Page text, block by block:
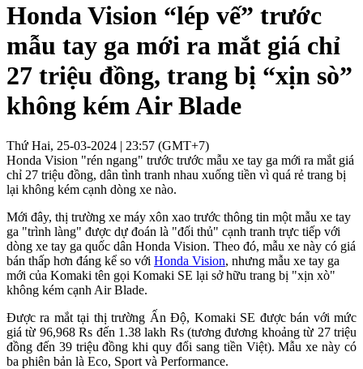
Honda Vision “lép vế” trước
mẫu tay ga mới ra mắt giá chỉ
27 triệu đồng, trang bị “xịn sò”
không kém Air Blade
Thứ Hai, 25-03-2024 | 23:57 (GMT+7)
Honda Vision "rén ngang" trước trước mẫu xe tay ga mới ra mắt giá
chỉ 27 triệu đồng, dân tình tranh nhau xuống tiền vì quá rẻ trang bị
lại không kém cạnh dòng xe nào.
Mới đây, thị trường xe máy xôn xao trước thông tin một mẫu xe tay
ga "trình làng" được dự đoán là "đối thủ" cạnh tranh trực tiếp với
dòng xe tay ga quốc dân Honda Vision. Theo đó, mẫu xe này có giá
bán thấp hơn đáng kể so với Honda Vision, nhưng mẫu xe tay ga
mới của Komaki tên gọi Komaki SE lại sở hữu trang bị "xịn xò"
không kém cạnh Air Blade.
Được ra mắt tại thị trường Ấn Độ, Komaki SE được bán với mức
giá từ 96,968 Rs đến 1.38 lakh Rs (tương đương khoảng từ 27 triệu
đồng đến 39 triệu đồng khi quy đổi sang tiền Việt). Mẫu xe này có
ba phiên bản là Eco, Sport và Performance.